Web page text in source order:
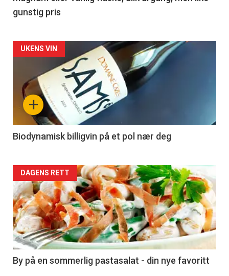
gunstig pris
Forsiden
akkurat
nå
4
+
UKENS VIN
Biodynamisk billigvin på et pol nær deg
Forsiden
akkurat
nå
-
5
DAGENS RETT
By på en sommerlig pastasalat - din nye favoritt